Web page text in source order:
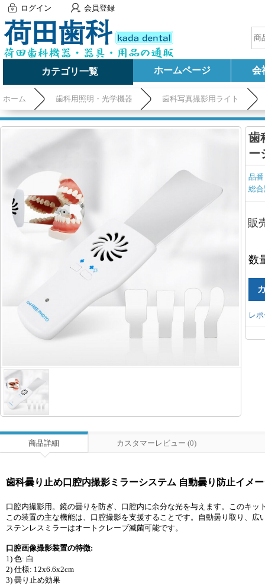
ログイン 会員登録
カテゴリ一覧 ホームページ 会
ホーム 歯科用照明・光学機器 歯科写真撮影用ライト
歯
ー
品
総
販
数
レ
商品詳細 カスタマーレビュー (0)
歯科曇り止め口腔内撮影ミラーシステム 自動曇り防止イメ
口腔内撮影用。鏡の曇りを防ぎ、口腔内に余分な光を与えます。このキ
この装置の主な機能は、口腔撮影を支援することです。自動曇り取り、広
ステンレスミラーはオートクレーブ滅菌可能です。
口腔画像撮影装置の特徴:
1) 色: 白
2) 仕様: 12x6.6x2cm
3) 曇り止め効果